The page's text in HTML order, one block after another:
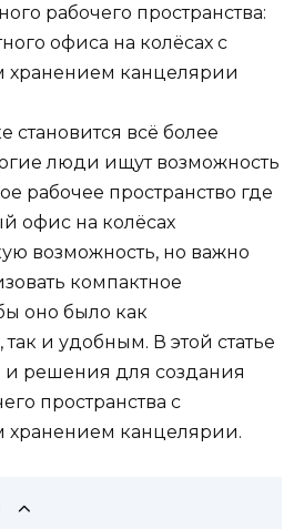
рабочего пространства:
офиса на колёсах с
хранением канцелярии
становится всё более
люди ищут возможность
рабочее пространство где
офис на колёсах
возможность, но важно
компактное
оно было как
и удобным. В этой статье
решения для создания
пространства с
хранением канцелярии.